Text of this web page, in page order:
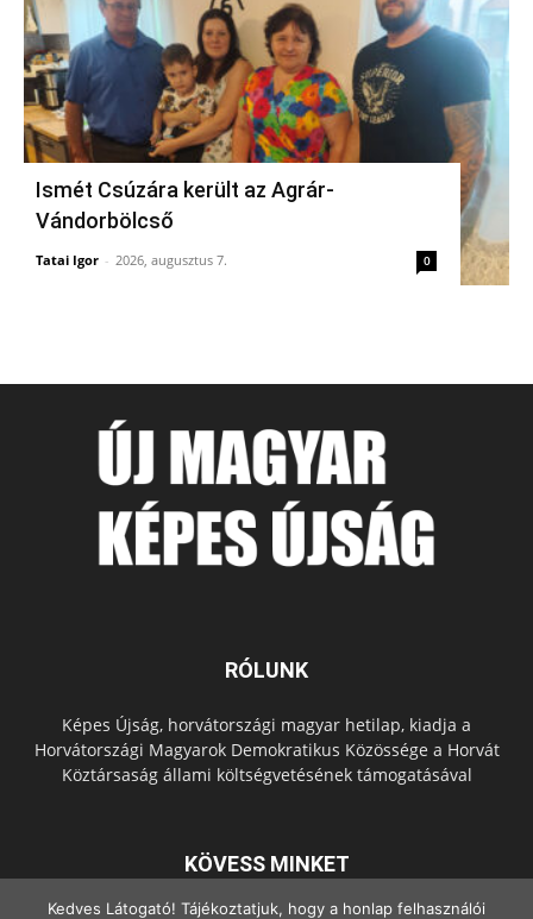
Ismét Csúzára került az Agrár-
Vándorbölcső
Tatai Igor - 2026, augusztus 7. 0
RÓLUNK
Képes Újság, horvátországi magyar hetilap, kiadja a
Horvátországi Magyarok Demokratikus Közössége a Horvát
Köztársaság állami költségvetésének támogatásával
KÖVESS MINKET
Kedves Látogató! Tájékoztatjuk, hogy a honlap felhasználói